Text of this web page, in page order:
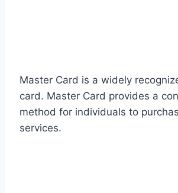
Master Card is a widely
card. Master Card provides a
method for individuals to
services.